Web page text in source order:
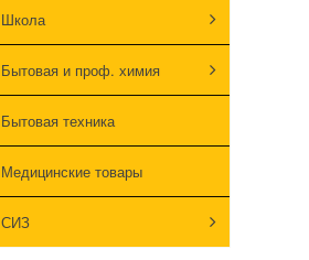
Школа
Бытовая и проф. химия
Бытовая техника
Медицинские товары
СИЗ